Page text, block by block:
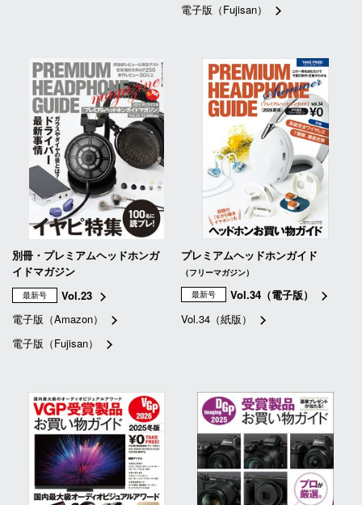
電子版（Fujisan）
別冊・プレミアムヘッドホンガ
イドマガジン
最新号
Vol.23
電子版（Amazon）
電子版（Fujisan）
プレミアムヘッドホンガイド
（フリーマガジン）
最新号
Vol.34（電子版）
Vol.34（紙版）